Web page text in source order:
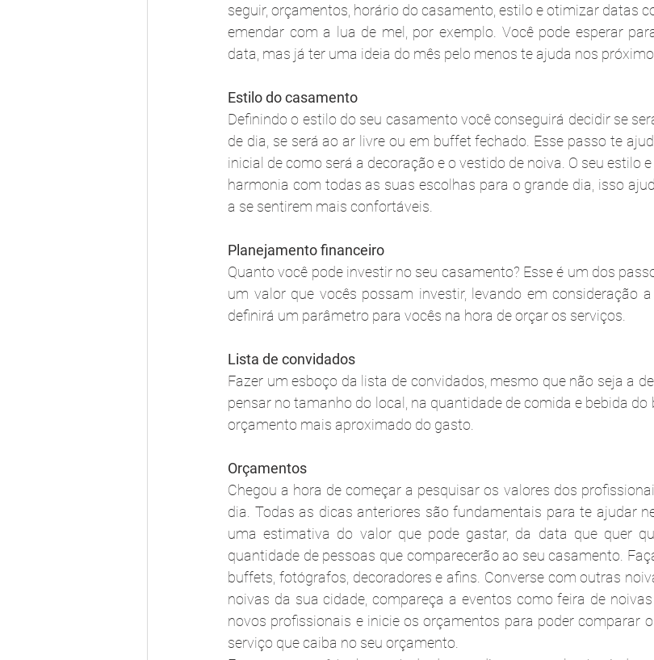
seguir, orçamentos, horário do casamento, estilo e otimizar datas
emendar com a lua de mel, por exemplo. Você pode esperar
data, mas já ter uma ideia do mês pelo menos te ajuda nos
Estilo do casamento
Definindo o estilo do seu casamento você conseguirá decidir se
de dia, se será ao ar livre ou em buffet fechado. Esse passo te
inicial de como será a decoração e o vestido de noiva. O seu estilo
harmonia com todas as suas escolhas para o grande dia, isso
a se sentirem mais confortáveis.
Planejamento financeiro
Quanto você pode investir no seu casamento? Esse é um dos
um valor que vocês possam investir, levando em consideração
definirá um parâmetro para vocês na hora de orçar os serviços.
Lista de convidados
Fazer um esboço da lista de convidados, mesmo que não seja a
pensar no tamanho do local, na quantidade de comida e bebida
orçamento mais aproximado do gasto.
Orçamentos
Chegou a hora de começar a pesquisar os valores dos
dia. Todas as dicas anteriores são fundamentais para te ajudar
uma estimativa do valor que pode gastar, da data que quer
quantidade de pessoas que comparecerão ao seu casamento.
buffets, fotógrafos, decoradores e afins. Converse com outras
noivas da sua cidade, compareça a eventos como feira de
novos profissionais e inicie os orçamentos para poder comparar
serviço que caiba no seu orçamento.